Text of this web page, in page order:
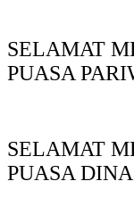
SELAMAT
PUASA
SELAMAT
PUASA